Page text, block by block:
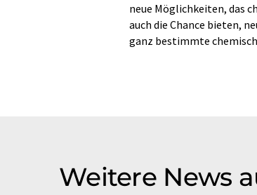
neue Möglichkeiten, das
auch die Chance bieten,
ganz bestimmte
Weitere News